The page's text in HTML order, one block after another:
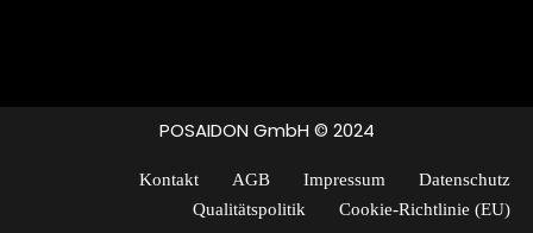
POSAIDON GmbH © 2024
Kontakt AGB Impressum
Datenschutz
Qualitätspolitik
Cookie-Richtlinie (EU)